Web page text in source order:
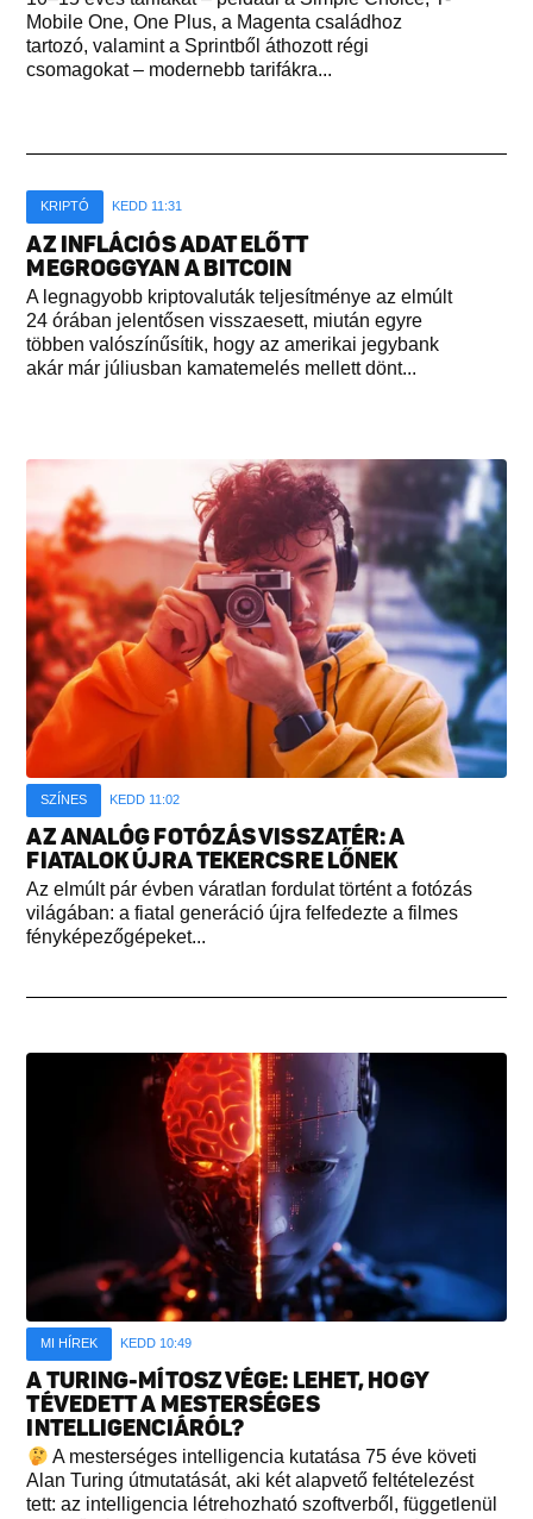
Mobile One, One Plus, a Magenta családhoz
tartozó, valamint a Sprintből áthozott régi
csomagokat – modernebb tarifákra...
KRIPTÓ KEDD 11:31
AZ INFLÁCIÓS ADAT ELŐTT
MEGROGGYAN A BITCOIN
A legnagyobb kriptovaluták teljesítménye az elmúlt
24 órában jelentősen visszaesett, miután egyre
többen valószínűsítik, hogy az amerikai jegybank
akár már júliusban kamatemelés mellett dönt...
SZÍNES KEDD 11:02
AZ ANALÓG FOTÓZÁS VISSZATÉR: A
FIATALOK ÚJRA TEKERCSRE LŐNEK
Az elmúlt pár évben váratlan fordulat történt a fotózás
világában: a fiatal generáció újra felfedezte a filmes
fényképezőgépeket...
MI HÍREK KEDD 10:49
A TURING-MÍTOSZ VÉGE: LEHET, HOGY
TÉVEDETT A MESTERSÉGES
INTELLIGENCIÁRÓL?
A mesterséges intelligencia kutatása 75 éve követi
Alan Turing útmutatását, aki két alapvető feltételezést
tett: az intelligencia létrehozható szoftverből, függetlenül